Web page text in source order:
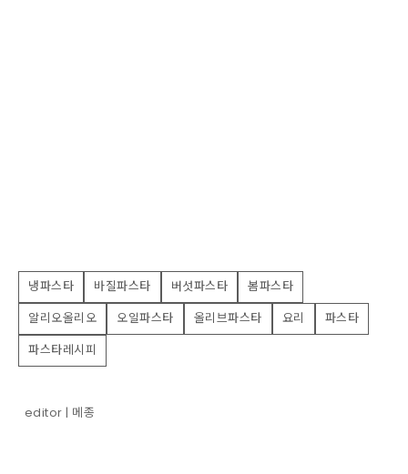
냉파스타 바질파스타 버섯파스타
봄파스타
알리오올리오
오일파스타 올리브파스타 요리
파스타
파스타레시피
editor | 메종